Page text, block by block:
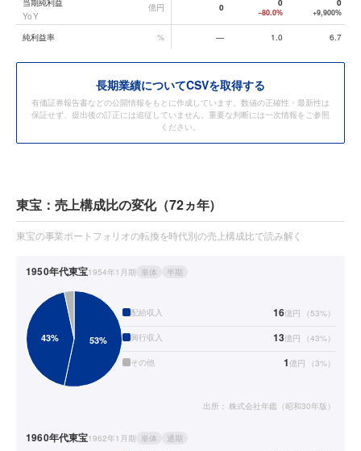
当期純利益
YoY
億円 0 0
−80.0%
0
+9,900%
純利益率 % — 1.0 6.7
長期業績についてCSVを取得する
有価証券報告書などの公開情報をもとに作成しています。数値の正確性・最新性は
保証せず、提出後の訂正には追従していません。重要な判断には一次情報をご参照
ください。
東宝：売上構成比の変化（72ヵ年）
東宝の事業ポートフォリオの転換を時代別の売上構成比で読み解く
1950年代東宝1954年1月期 単体 半期
配給収入 16億円 （53%）
興行収入 13億円 （43%）
その他 1億円 （3%）
出所： 株式会社年鑑（昭和30年版）
1960年代東宝1962年1月期 単体
通期